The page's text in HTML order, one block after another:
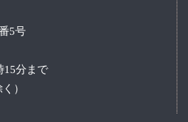
5号
15分まで
）